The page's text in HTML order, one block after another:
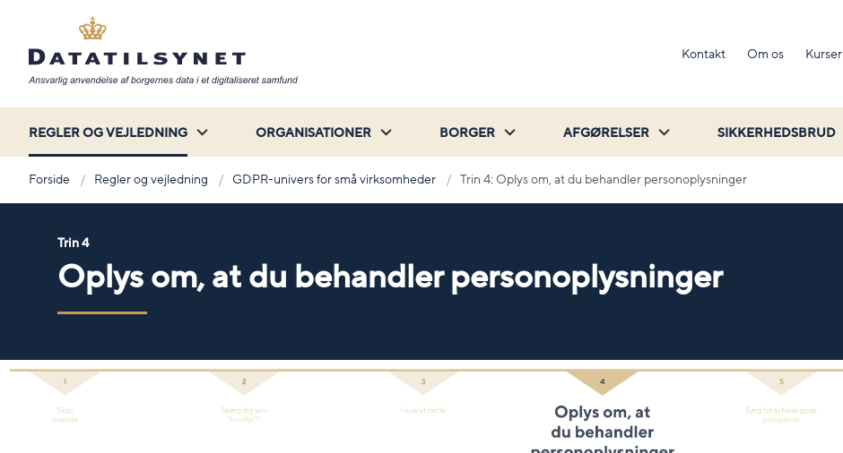
Kontakt Om os Kurser
REGLER OG VEJLEDNING ORGANISATIONER BORGER AFGØRELSER SIKKERHEDSBRUD
Forside Regler og vejledning GDPR-univers for små virksomheder Trin 4: Oplys om, at du behandler personoplysninger
Trin 4
Oplys om, at du behandler personoplysninger